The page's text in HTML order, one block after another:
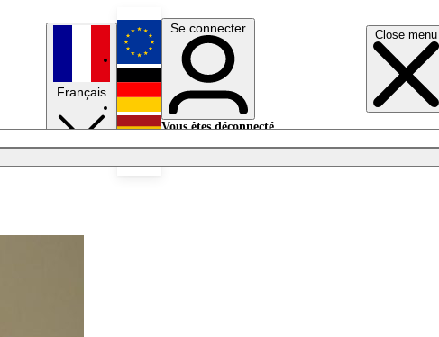
Close menu
Français
English
Deutsch
Se connecter
Vous êtes déconnecté.